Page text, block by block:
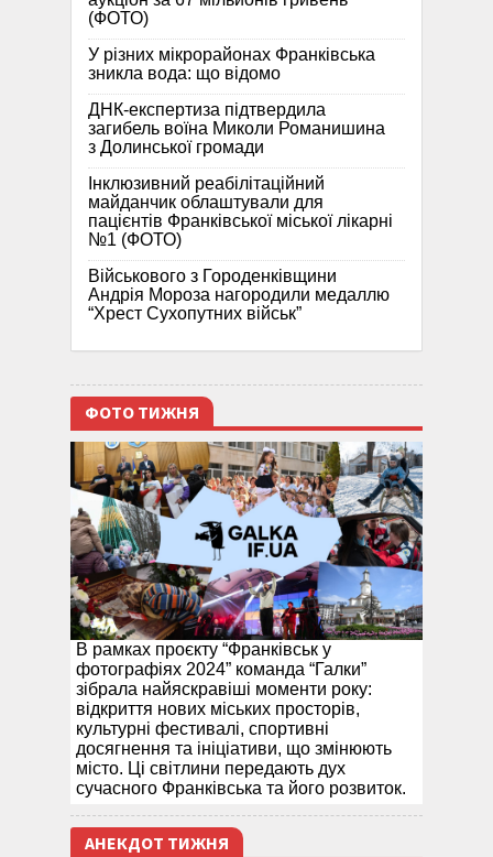
(ФОТО)
У різних мікрорайонах Франківська
зникла вода: що відомо
ДНК-експертиза підтвердила
загибель воїна Миколи Романишина
з Долинської громади
Інклюзивний реабілітаційний
майданчик облаштували для
пацієнтів Франківської міської лікарні
№1 (ФОТО)
Військового з Городенківщини
Андрія Мороза нагородили медаллю
“Хрест Сухопутних військ”
ФОТО ТИЖНЯ
В рамках проєкту “Франківськ у
фотографіях 2024” команда “Галки”
зібрала найяскравіші моменти року:
відкриття нових міських просторів,
культурні фестивалі, спортивні
досягнення та ініціативи, що змінюють
місто. Ці світлини передають дух
сучасного Франківська та його розвиток.
АНЕКДОТ ТИЖНЯ